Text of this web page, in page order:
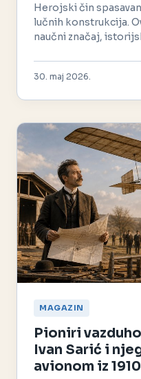
Herojski čin
lučnih konstrukcija.
naučni značaj,
30. maj 2026.
MAGAZIN
Pioniri
Ivan Sarić i
avionom iz